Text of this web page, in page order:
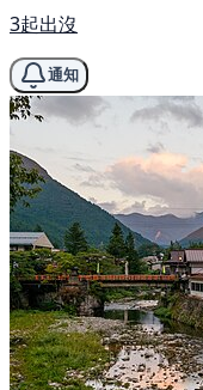
3起出沒
通知